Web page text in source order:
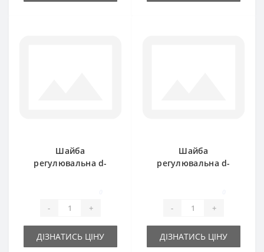
Шайба
регулювальна d-
- +
ДІЗНАТИСЬ ЦІНУ
Шайба
регулювальна d-
- +
ДІЗНАТИСЬ ЦІНУ